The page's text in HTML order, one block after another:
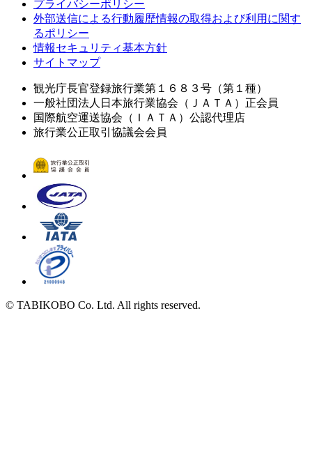
プライバシーポリシー
外部送信による行動履歴情報の取得および利用に関す
るポリシー
情報セキュリティ基本方針
サイトマップ
観光庁長官登録旅行業第１６８３号（第１種）
一般社団法人日本旅行業協会（ＪＡＴＡ）正会員
国際航空運送協会（ＩＡＴＡ）公認代理店
旅行業公正取引協議会会員
© TABIKOBO Co. Ltd. All rights reserved.